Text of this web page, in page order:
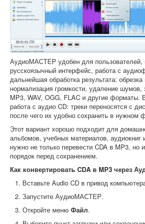
АудиоМАСТЕР удобен для пользователей,
русскоязычный интерфейс, работа с
дальнейшая обработка результата:
нормализация громкости, удаление шумов,
MP3, WAV, OGG, FLAC и другие форматы.
работа с аудио CD: треки переносятся с
после чего их удобно сохранить в нужном
Этот вариант хорошо подходит для
альбомов, учебных материалов, аудиокниг
нужно не только перевести CDA в MP3, но
порядок перед сохранением.
Как конвертировать CDA в MP3 через
Вставьте Audio CD в привод
Запустите АудиоМАСТЕР.
Откройте меню Файл.